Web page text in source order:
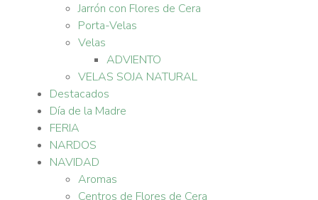
Jarrón con Flores de Cera
Porta-Velas
Velas
ADVIENTO
VELAS SOJA NATURAL
Destacados
Día de la Madre
FERIA
NARDOS
NAVIDAD
Aromas
Centros de Flores de Cera